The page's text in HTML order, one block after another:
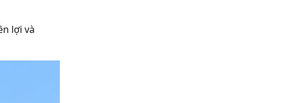
lợi và